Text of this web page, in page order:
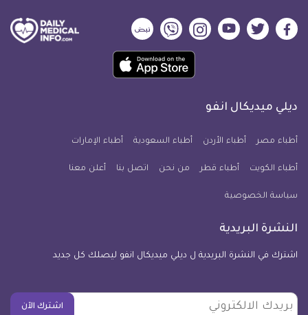
ديلي
فيسبوك
ديلي
تويتر
ديلي
ميديكال
يوتيوب
ديلي
ميديكال
انفو
ديلي
ميديكال
انفو
ديلي
ميديكال
انفو
حمل
تطبيق
معلومة
للآيفون
ديلي ميديكال انفو
أطباء مصر أطباء الأردن أطباء السعودية أطباء الإمارات
أطباء الكويت أطباء قطر من نحن اتصل بنا أعلن معنا
سياسة الخصوصية
النشرة البريدية
اشترك في النشرة البريدية ل ديلي ميديكال انفو ليصلك كل جديد
بريدك
اشترك الآن